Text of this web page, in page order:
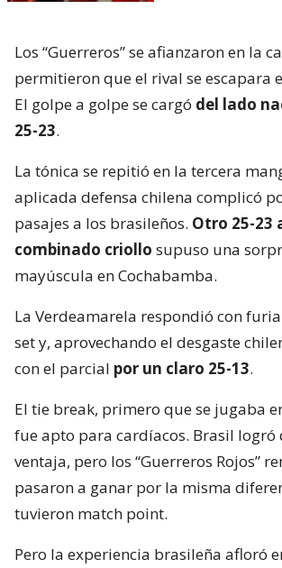
Los “Guerreros” se afianzaron en la
permitieron que el rival se escapara
El golpe a golpe se cargó del lado
25-23.
La tónica se repitió en la tercera
aplicada defensa chilena complicó
pasajes a los brasileños. Otro 25-23
combinado criollo supuso una
mayúscula en Cochabamba.
La Verdeamarela respondió con
set y, aprovechando el desgaste
con el parcial por un claro 25-13.
El tie break, primero que se jugaba
fue apto para cardíacos. Brasil logró
ventaja, pero los “Guerreros Rojos”
pasaron a ganar por la misma
tuvieron match point.
Pero la experiencia brasileña afloró